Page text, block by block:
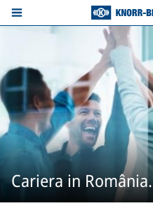
Cariera in România.